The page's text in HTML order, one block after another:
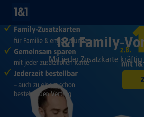
1&1 Family-
Mit jeder Zusatzkarte